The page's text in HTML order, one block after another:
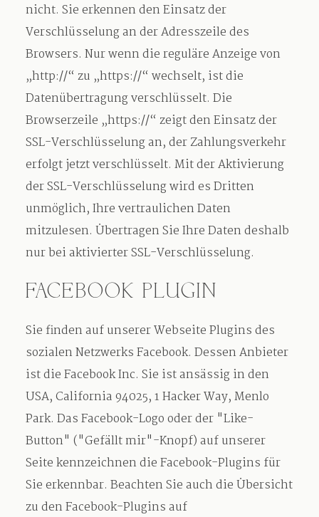
nicht. Sie erkennen den Einsatz der
Verschlüsselung an der Adresszeile des
Browsers. Nur wenn die reguläre Anzeige von
„http://“ zu „https://“ wechselt, ist die
Datenübertragung verschlüsselt. Die
Browserzeile „https://“ zeigt den Einsatz der
SSL-Verschlüsselung an, der Zahlungsverkehr
erfolgt jetzt verschlüsselt. Mit der Aktivierung
der SSL-Verschlüsselung wird es Dritten
unmöglich, Ihre vertraulichen Daten
mitzulesen. Übertragen Sie Ihre Daten deshalb
nur bei aktivierter SSL-Verschlüsselung.
FACEBOOK PLUGIN
Sie finden auf unserer Webseite Plugins des
sozialen Netzwerks Facebook. Dessen Anbieter
ist die Facebook Inc. Sie ist ansässig in den
USA, California 94025, 1 Hacker Way, Menlo
Park. Das Facebook-Logo oder der "Like-
Button" ("Gefällt mir"-Knopf) auf unserer
Seite kennzeichnen die Facebook-Plugins für
Sie erkennbar. Beachten Sie auch die Übersicht
zu den Facebook-Plugins auf